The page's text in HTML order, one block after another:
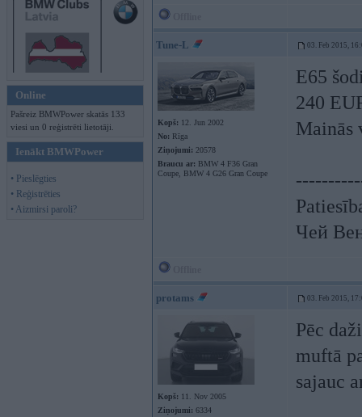
Online
Pašreiz BMWPower skatās 133
viesi un 0 reģistrēti lietotāji.
Ienākt BMWPower
• Pieslēgties
• Reģistrēties
• Aizmirsi paroli?
Tune-L 03. Feb 2015,
Kopš: 12. Jun 2002
No: Rīga
Ziņojumi: 20578
Braucu ar: BMW 4 F36 Gran
Coupe, BMW 4 G26 Gran Coupe
E65
240
Mainās
Чей
protams 03. Feb 2015,
Kopš: 11. Nov 2005
Ziņojumi: 6334
Pēc
muftā
sajauc